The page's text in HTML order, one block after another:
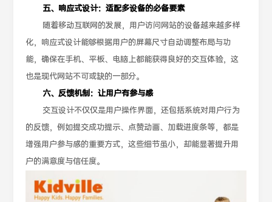
五、响应式设计：适配多设备的必备要素
随着移动互联网的发展，用户访问网站的设备越来越多样
化，响应式设计能够根据用户的屏幕尺寸自动调整布局与功
能，确保在手机、平板、电脑上都能获得良好的交互体验，这
也是现代网站不可或缺的一部分。
六、反馈机制：让用户有参与感
交互设计不仅仅是用户操作界面，还包括系统对用户行为
的反馈，例如提交成功提示、点赞动画、加载进度条等，都是
增强用户参与感的重要方式，这些细节虽小，却能显著提升用
户的满意度与信任度。